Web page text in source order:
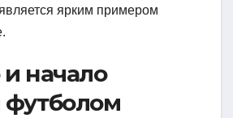
ярким примером
начало
футболом